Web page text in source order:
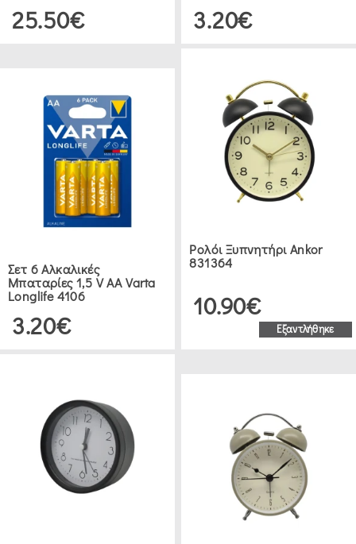
25.50€ 3.20€
Σετ 6 Αλκαλικές
Μπαταρίες 1,5 V AA Varta
Longlife 4106
3.20€
Ρολόι Ξυπνητήρι Ankor
831364
10.90€
Εξαντλήθηκε